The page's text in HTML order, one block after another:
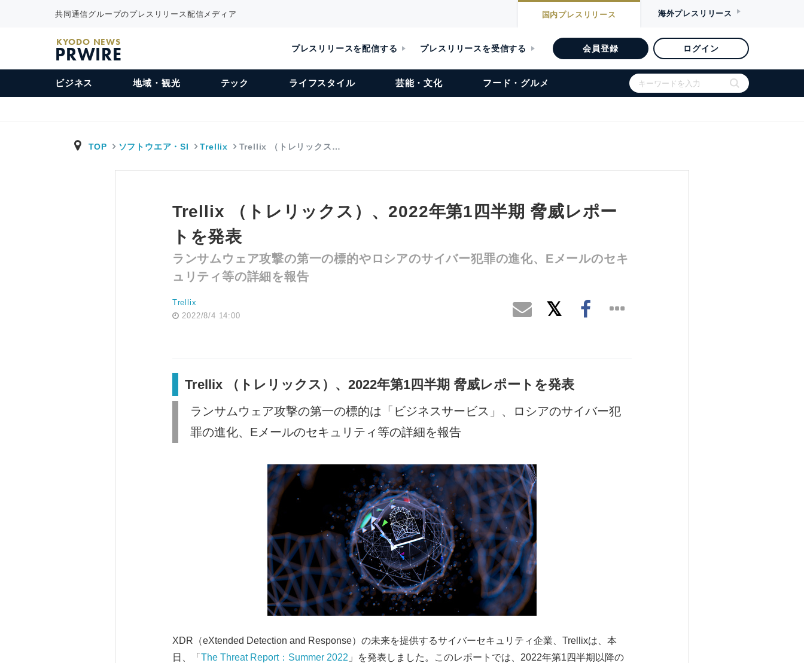
共同通信グループのプレスリリース配信メディア 国内プレスリリース 海外プレスリリース
KYODO NEWS
PRWIRE プレスリリースを配信する プレスリリースを受信する 会員登録 ログイン
ビジネス 地域・観光 テック ライフスタイル 芸能・文化 フード・グルメ
TOP ソフトウエア・SI Trellix Trellix （トレリックス…
Trellix （トレリックス）、2022年第1四半期 脅威レポー
トを発表
ランサムウェア攻撃の第一の標的やロシアのサイバー犯罪の進化、Eメールのセキ
ュリティ等の詳細を報告
Trellix
2022/8/4 14:00
Trellix （トレリックス）、2022年第1四半期 脅威レポートを発表
ランサムウェア攻撃の第一の標的は「ビジネスサービス」、ロシアのサイバー犯
罪の進化、Eメールのセキュリティ等の詳細を報告
XDR（eXtended Detection and Response）の未来を提供するサイバーセキュリティ企業、Trellixは、本
日、「 The Threat Report：Summer 2022 」を発表しました。このレポートでは、2022年第1四半期以降の